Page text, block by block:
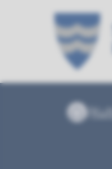
Sola
Du er her:
Forside